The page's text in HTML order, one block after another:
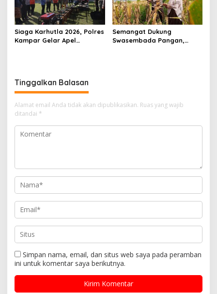
Siaga Karhutla 2026, Polres
Kampar Gelar Apel
Semangat Dukung
Swasembada Pangan,
Tinggalkan Balasan
Alamat email Anda tidak akan dipublikasikan. Ruas yang wajib
ditandai *
Simpan nama, email, dan situs web saya pada peramban
ini untuk komentar saya berikutnya.